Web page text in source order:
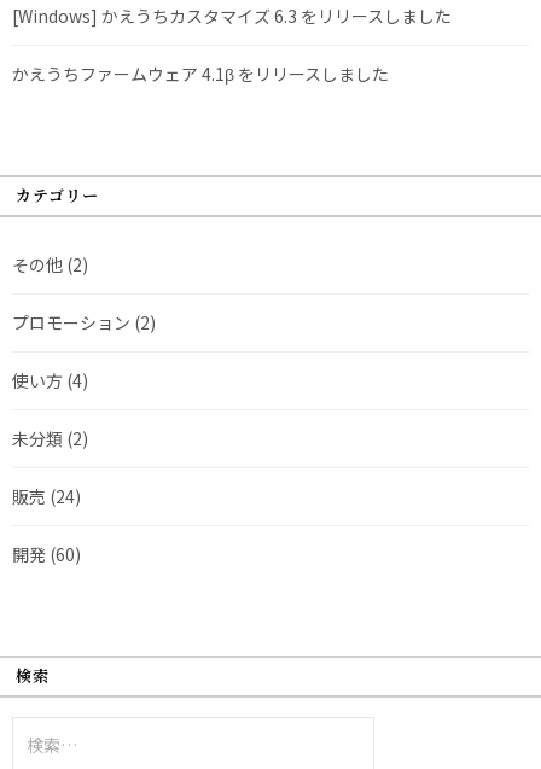
[Windows] かえうちカスタマイズ 6.3 をリリースしました
かえうちファームウェア 4.1β をリリースしました
カテゴリー
その他 (2)
プロモーション (2)
使い方 (4)
未分類 (2)
販売 (24)
開発 (60)
検索
索: